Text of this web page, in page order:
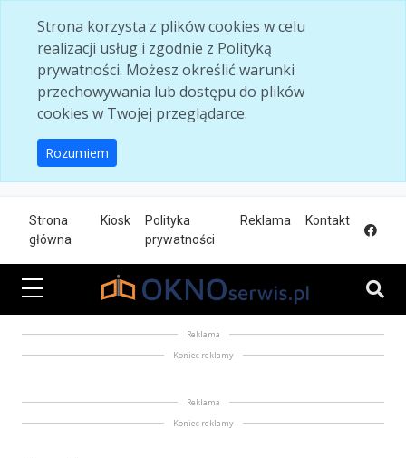
Strona korzysta z plików cookies w celu
realizacji usług i zgodnie z Polityką
prywatności. Możesz określić warunki
przechowywania lub dostępu do plików
cookies w Twojej przeglądarce.
Rozumiem
Strona
główna
Kiosk
Polityka
prywatności
Reklama Kontakt
Reklama
Koniec reklamy
Reklama
Koniec reklamy